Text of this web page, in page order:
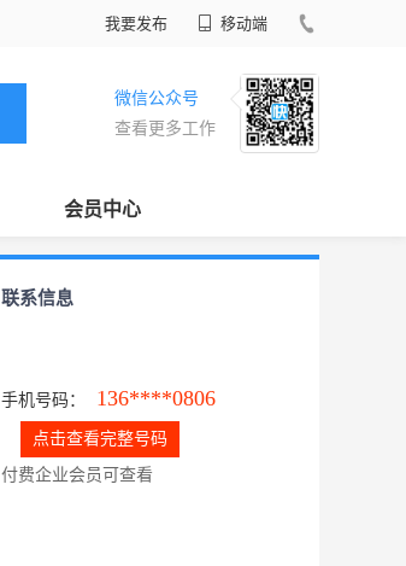
我要发布 移动端
微信公众号
查看更多工作
会员中心
联系信息
手机号码： 136****0806
点击查看完整号码
付费企业会员可查看